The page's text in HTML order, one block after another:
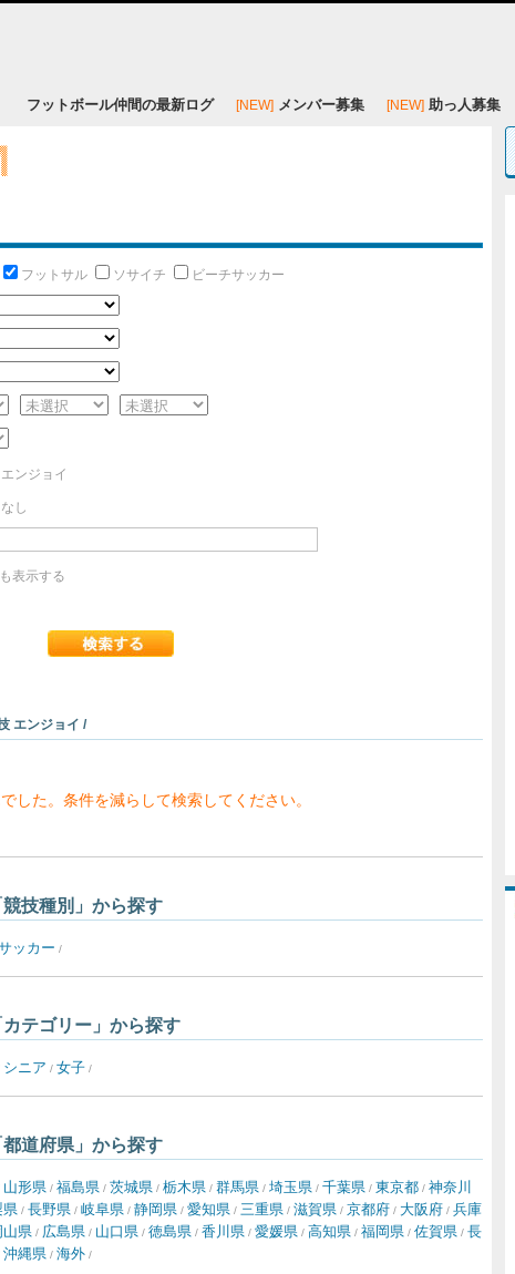
フットボール仲間の最新ログ [NEW] メンバー募集 [NEW] 助っ人募集
フットサル ソサイチ ビーチサッカー
エンジョイ
なし
表示する
エンジョイ /
した。条件を減らして検索してください。
技種別」から探す
ッカー /
テゴリー」から探す
シニア / 女子 /
道府県」から探す
山形県 / 福島県 / 茨城県 / 栃木県 / 群馬県 / 埼玉県 / 千葉県 / 東京都 / 神奈川
県 / 長野県 / 岐阜県 / 静岡県 / 愛知県 / 三重県 / 滋賀県 / 京都府 / 大阪府 / 兵庫
山県 / 広島県 / 山口県 / 徳島県 / 香川県 / 愛媛県 / 高知県 / 福岡県 / 佐賀県 / 長
沖縄県 / 海外 /